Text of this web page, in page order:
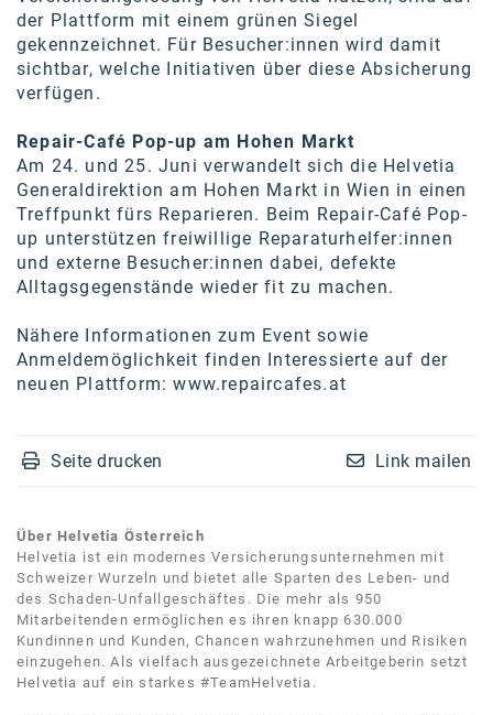
der Plattform mit einem grünen Siegel
gekennzeichnet. Für Besucher:innen wird damit
sichtbar, welche Initiativen über diese Absicherung
verfügen.
Repair-Café Pop-up am Hohen Markt
Am 24. und 25. Juni verwandelt sich die Helvetia
Generaldirektion am Hohen Markt in Wien in einen
Treffpunkt fürs Reparieren. Beim Repair-Café Pop-
up unterstützen freiwillige Reparaturhelfer:innen
und externe Besucher:innen dabei, defekte
Alltagsgegenstände wieder fit zu machen.
Nähere Informationen zum Event sowie
Anmeldemöglichkeit finden Interessierte auf der
neuen Plattform:www.repaircafes.at
Seite drucken Link mailen
Über Helvetia Österreich
Helvetia ist ein modernes Versicherungsunternehmen mit
Schweizer Wurzeln und bietet alle Sparten des Leben- und
des Schaden-Unfallgeschäftes. Die mehr als 950
Mitarbeitenden ermöglichen es ihren knapp 630.000
Kundinnen und Kunden, Chancen wahrzunehmen und Risiken
einzugehen. Als vielfach ausgezeichnete Arbeitgeberin setzt
Helvetia auf ein starkes #TeamHelvetia.